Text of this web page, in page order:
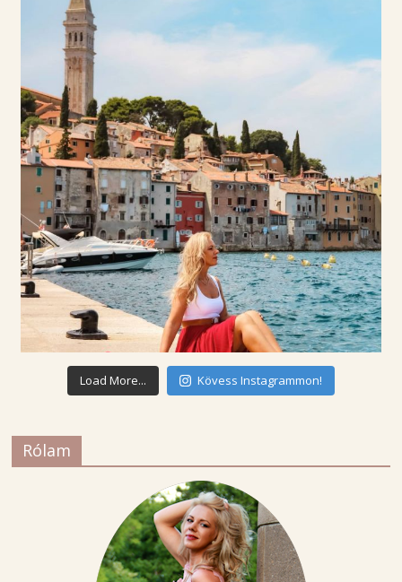
Load More... Kövess Instagrammon!
Rólam